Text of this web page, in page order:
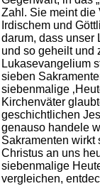
Zahl. Sie meint die
Irdischem und
darum, dass unser
und so geheilt und
Lukasevangelium
sieben
siebenmalige
Kirchenväter
geschichtlichen
genauso handele
Sakramenten wirkt
Christus an uns
siebenmalige
vergleichen,